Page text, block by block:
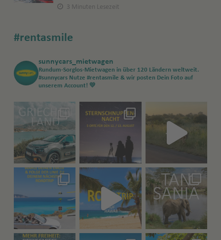
3 Minuten Lesezeit
#rentasmile
sunnycars_mietwagen
Rundum-Sorglos-Mietwagen in über 120 Ländern weltweit.
#sunnycars Nutze #rentasmile & wir posten Dein Foto auf
unserem Account! 💛